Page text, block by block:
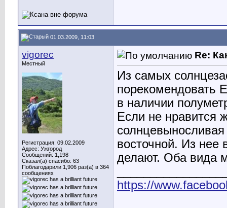
01.03.2009, 11:03
vigorec
Местный
Регистрация: 09.02.2009
Адрес: Ужгород
Сообщений: 1,198
Сказал(а) спасибо: 63
Поблагодарили 1,906 раз(а) в 364
сообщениях
Re:
Из самых
порекомендовать
в наличии
Если не нравится
восточной. Из нее
делают. Оба вида
https://